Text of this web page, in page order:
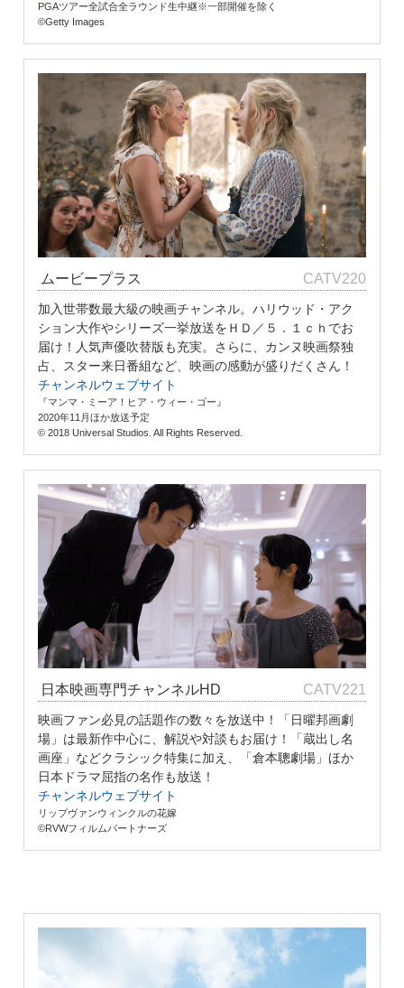
PGAツアー全試合全ラウンド生中継※一部開催を除く
©Getty Images
ムービープラス CATV220
加入世帯数最大級の映画チャンネル。ハリウッド・アク
ション大作やシリーズ一挙放送をＨＤ／５．１ｃｈでお
届け！人気声優吹替版も充実。さらに、カンヌ映画祭独
占、スター来日番組など、映画の感動が盛りだくさん！
チャンネルウェブサイト
『マンマ・ミーア！ヒア・ウィー・ゴー』
2020年11月ほか放送予定
© 2018 Universal Studios. All Rights Reserved.
日本映画専門チャンネルHD CATV221
映画ファン必見の話題作の数々を放送中！「日曜邦画劇
場」は最新作中心に、解説や対談もお届け！「蔵出し名
画座」などクラシック特集に加え、「倉本聰劇場」ほか
日本ドラマ屈指の名作も放送！
チャンネルウェブサイト
リップヴァンウィンクルの花嫁
©RVWフィルムパートナーズ